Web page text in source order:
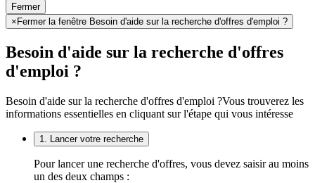
Fermer
× Fermer la fenêtre Besoin d'aide sur la recherche d'offres d'emploi ?
Besoin d'aide sur la recherche d'offres
d'emploi ?
Besoin d'aide sur la recherche d'offres d'emploi ?Vous trouverez les
informations essentielles en cliquant sur l'étape qui vous intéresse
1. Lancer votre recherche
Pour lancer une recherche d'offres, vous devez saisir au moins
un des deux champs :